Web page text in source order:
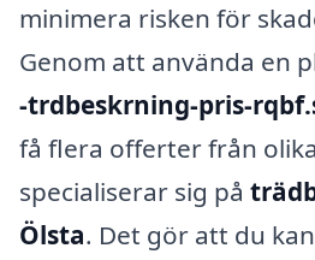
minimera risken för
Genom att använda en
-trdbeskrning-pris-
få flera offerter från
specialiserar sig på
Ölsta. Det gör att du